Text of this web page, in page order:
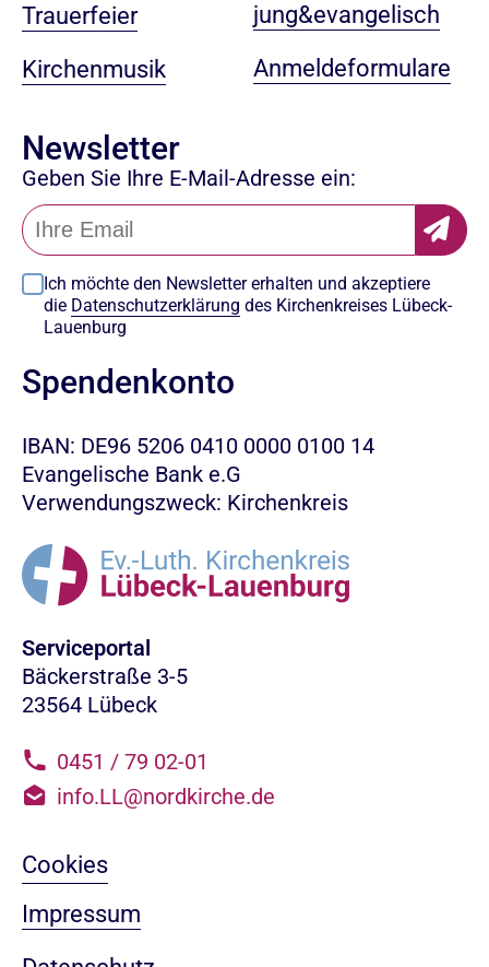
Trauerfeier
Kirchenmusik
jung&evangelisch
Anmeldeformulare
Newsletter
Geben Sie Ihre E-Mail-Adresse ein:
Ich möchte den Newsletter erhalten und akzeptiere
die Datenschutzerklärung des Kirchenkreises Lübeck-
Lauenburg
Spendenkonto
IBAN: DE96 5206 0410 0000 0100 14
Evangelische Bank e.G
Verwendungszweck: Kirchenkreis
Serviceportal
Bäckerstraße 3-5
23564 Lübeck
0451 / 79 02-01
info.LL@nordkirche.de
Cookies
Impressum